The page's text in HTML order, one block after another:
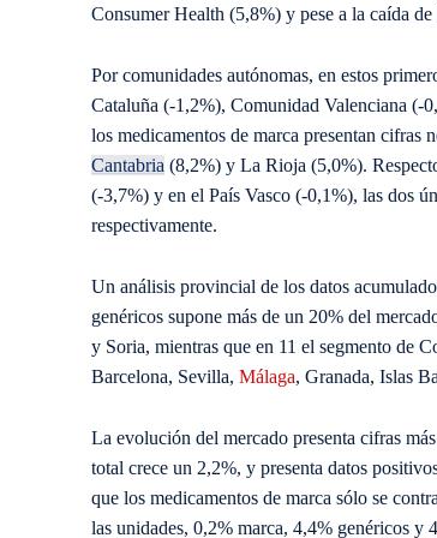
Consumer Health (5,8%) y pese a la caída
Por comunidades autónomas, en estos
Cataluña (-1,2%), Comunidad Valenciana (-
los medicamentos de marca presentan cifras
Cantabria (8,2%) y La Rioja (5,0%).
(-3,7%) y en el País Vasco (-0,1%), las dos
respectivamente.
Un análisis provincial de los datos
genéricos supone más de un 20% del
y Soria, mientras que en 11 el segmento de
Barcelona, Sevilla, Málaga, Granada, Islas
La evolución del mercado presenta cifras
total crece un 2,2%, y presenta datos
que los medicamentos de marca sólo se
las unidades, 0,2% marca, 4,4% genéricos y